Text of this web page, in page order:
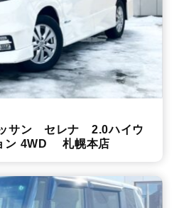
サン セレナ 2.0ハイウ
ン 4WD 札幌本店